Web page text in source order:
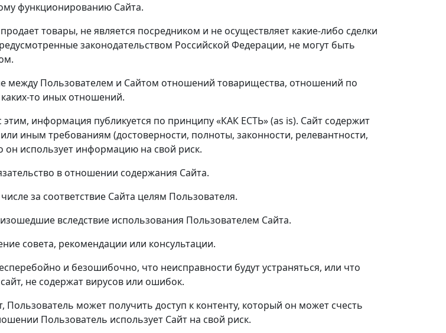
функционированию Сайта.
товары, не является посредником и не осуществляет какие-либо сделки
законодательством Российской Федерации, не могут быть
между Пользователем и Сайтом отношений товарищества, отношений по
то иных отношений.
информация публикуется по принципу «КАК ЕСТЬ» (as is). Сайт содержит
иным требованиям (достоверности, полноты, законности, релевантности,
он использует информацию на свой риск.
в отношении содержания Сайта.
за соответствие Сайта целям Пользователя.
вследствие использования Пользователем Сайта.
совета, рекомендации или консультации.
и безошибочно, что неисправности будут устраняться, или что
не содержат вирусов или ошибок.
может получить доступ к контенту, который он может счесть
Пользователь использует Сайт на свой риск.